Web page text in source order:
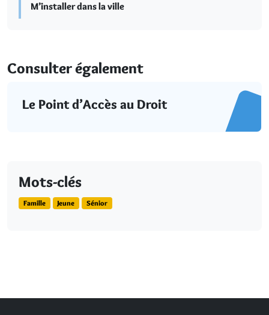
M’installer dans la ville
Consulter également
Le Point d’Accès au Droit
Mots-clés
Famille Jeune Sénior